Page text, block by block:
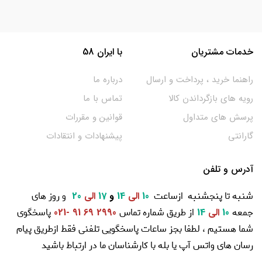
خدمات مشتریان
راهنما خرید ، پرداخت و ارسال
رویه های بازگرداندن کالا
پرسش های متداول
گارانتی
با ایران 58
درباره ما
تماس با ما
قوانین و مقررات
پیشنهادات و انتقادات
آدرس و تلفن
شنبه تا پنجشنبه ازساعت 10 الی و17 الی
و روز های
جمعه
الی از طریق شماره تماس 2990 69 91 -021
پاسخگوی
شما هستیم ، لطفا بجز ساعات پاسخگویی تلفنی فقط ازطریق پیام
رسان های واتس آپ یا بله با کارشناسان ما در ارتباط باشید